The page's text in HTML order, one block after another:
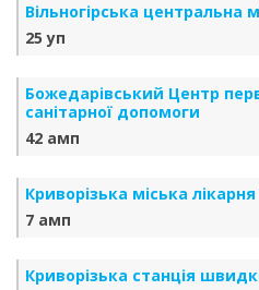
Вільногірська центральна
25 уп
Божедарівський Центр
санітарної допомоги
42 амп
Криворізька міська
7 амп
Криворізька станція